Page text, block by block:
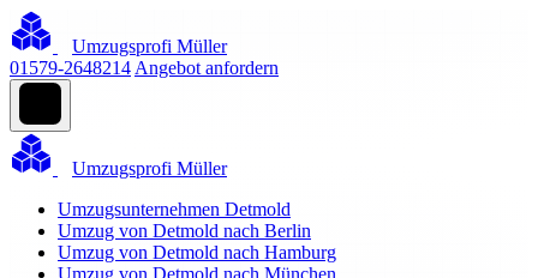
Umzugsprofi Müller
01579-2648214 Angebot anfordern
Umzugsprofi Müller
Umzugsunternehmen Detmold
Umzug von Detmold nach Berlin
Umzug von Detmold nach Hamburg
Umzug von Detmold nach München